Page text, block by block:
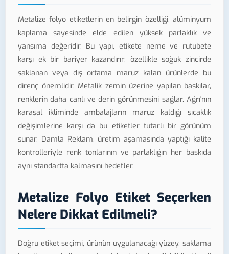
Metalize folyo etiketlerin en belirgin özelliği, alüminyum
kaplama sayesinde elde edilen yüksek parlaklık ve
yansıma değeridir. Bu yapı, etikete neme ve rutubete
karşı ek bir bariyer kazandırır; özellikle soğuk zincirde
saklanan veya dış ortama maruz kalan ürünlerde bu
direnç önemlidir. Metalik zemin üzerine yapılan baskılar,
renklerin daha canlı ve derin görünmesini sağlar. Ağrı'nın
karasal ikliminde ambalajların maruz kaldığı sıcaklık
değişimlerine karşı da bu etiketler tutarlı bir görünüm
sunar. Damla Reklam, üretim aşamasında yaptığı kalite
kontrolleriyle renk tonlarının ve parlaklığın her baskıda
aynı standartta kalmasını hedefler.
Metalize Folyo Etiket Seçerken
Nelere Dikkat Edilmeli?
Doğru etiket seçimi, ürünün uygulanacağı yüzey, saklama